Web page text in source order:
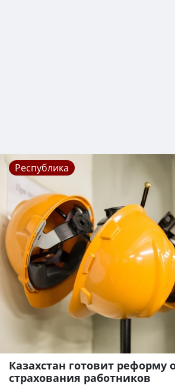
Республика
Казахстан готовит реформу
страхования работников